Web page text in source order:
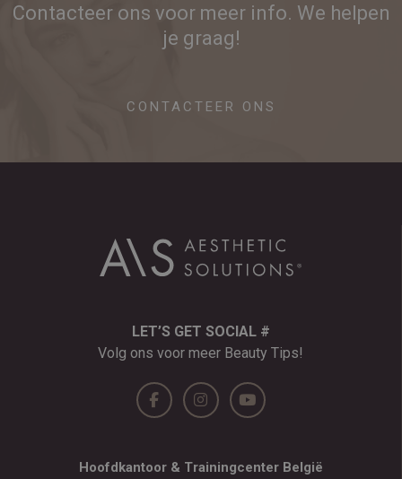
Contacteer ons voor meer info. We helpen
je graag!
CONTACTEER ONS
LET’S GET SOCIAL #
Volg ons voor meer Beauty Tips!
Hoofdkantoor & Trainingcenter België